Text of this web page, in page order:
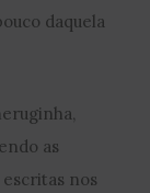
daquela
as
nos